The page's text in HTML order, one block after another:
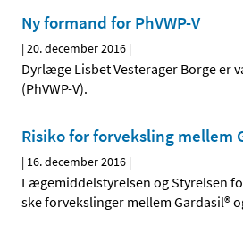
Ny formand for PhVWP-V
|20. december 2016 |
Dyrlæge Lisbet Vesterager Borge er
(PhVWP-V).
Risiko for forveksling mellem
| 16. december 2016 |
Lægemiddelstyrelsen og Styrelsen
ske forvekslinger mellem Gardasil®